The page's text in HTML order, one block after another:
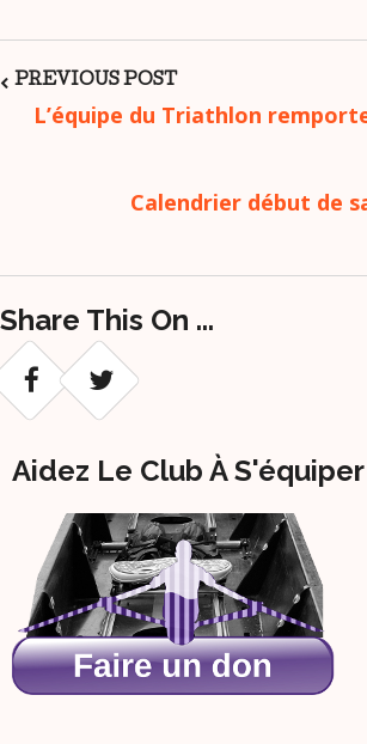
Post
PREVIOUS POST
L’équipe du Triathlon
Calendrier début de
Share This On ...
Aidez Le Club À